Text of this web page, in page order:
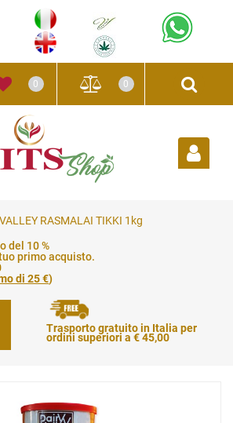
0 0
RASMALAI TIKKI 1kg
del 10 %
primo acquisto.
di 25 €)
Trasporto gratuito in Italia per
ordini superiori a € 45,00